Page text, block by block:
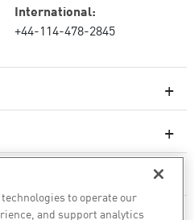
International:
+44-114-478-2845
to operate our
and support analytics